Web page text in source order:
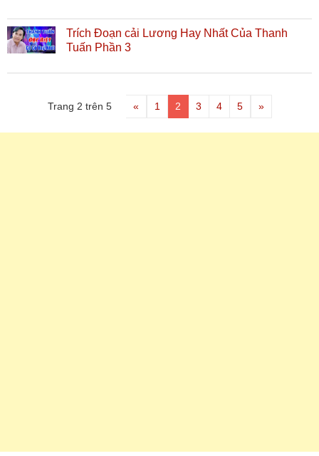
Trích Đoạn cải Lương Hay Nhất Của Thanh
Tuấn Phần 3
Trang 2 trên 5 « 1 2 3 4 5 »